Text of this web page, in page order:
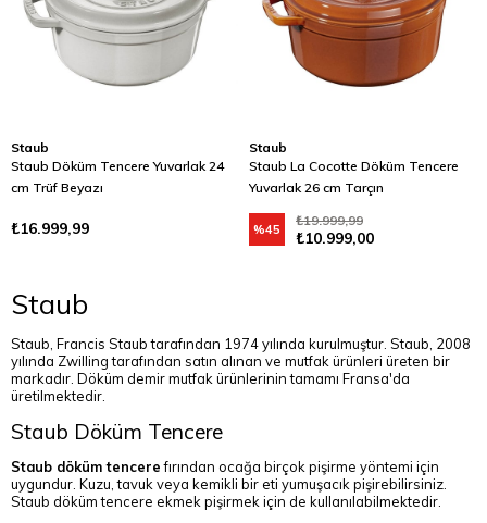
Staub
Staub Döküm Tencere Yuvarlak 24
cm Trüf Beyazı
₺16.999,99
Staub
Staub La Cocotte Döküm Tencere
Yuvarlak 26 cm Tarçın
₺10.999,00
₺19.999,99
%45
Staub
Staub, Francis Staub tarafından 1974 yılında kurulmuştur. Staub, 2008
yılında Zwilling tarafından satın alınan ve mutfak ürünleri üreten bir
markadır. Döküm demir mutfak ürünlerinin tamamı Fransa'da
üretilmektedir.
Staub Döküm Tencere
Staub döküm tencerefırından ocağa birçok pişirme yöntemi için
uygundur. Kuzu, tavuk veya kemikli bir eti yumuşacık pişirebilirsiniz.
Staub döküm tencere ekmek pişirmek için de kullanılabilmektedir.